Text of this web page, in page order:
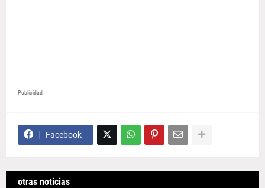
Publicidad
Facebook
otras noticias